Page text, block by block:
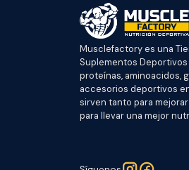
Musclefactory es una
Suplementos
proteínas, aminoacidos,
accesorios deportivos
sirven tanto para
para llevar una mejor